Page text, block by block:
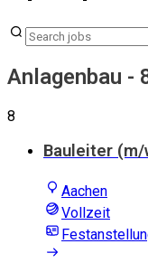
Anlagenbau -
8
Bauleiter
Aachen
Vollzeit